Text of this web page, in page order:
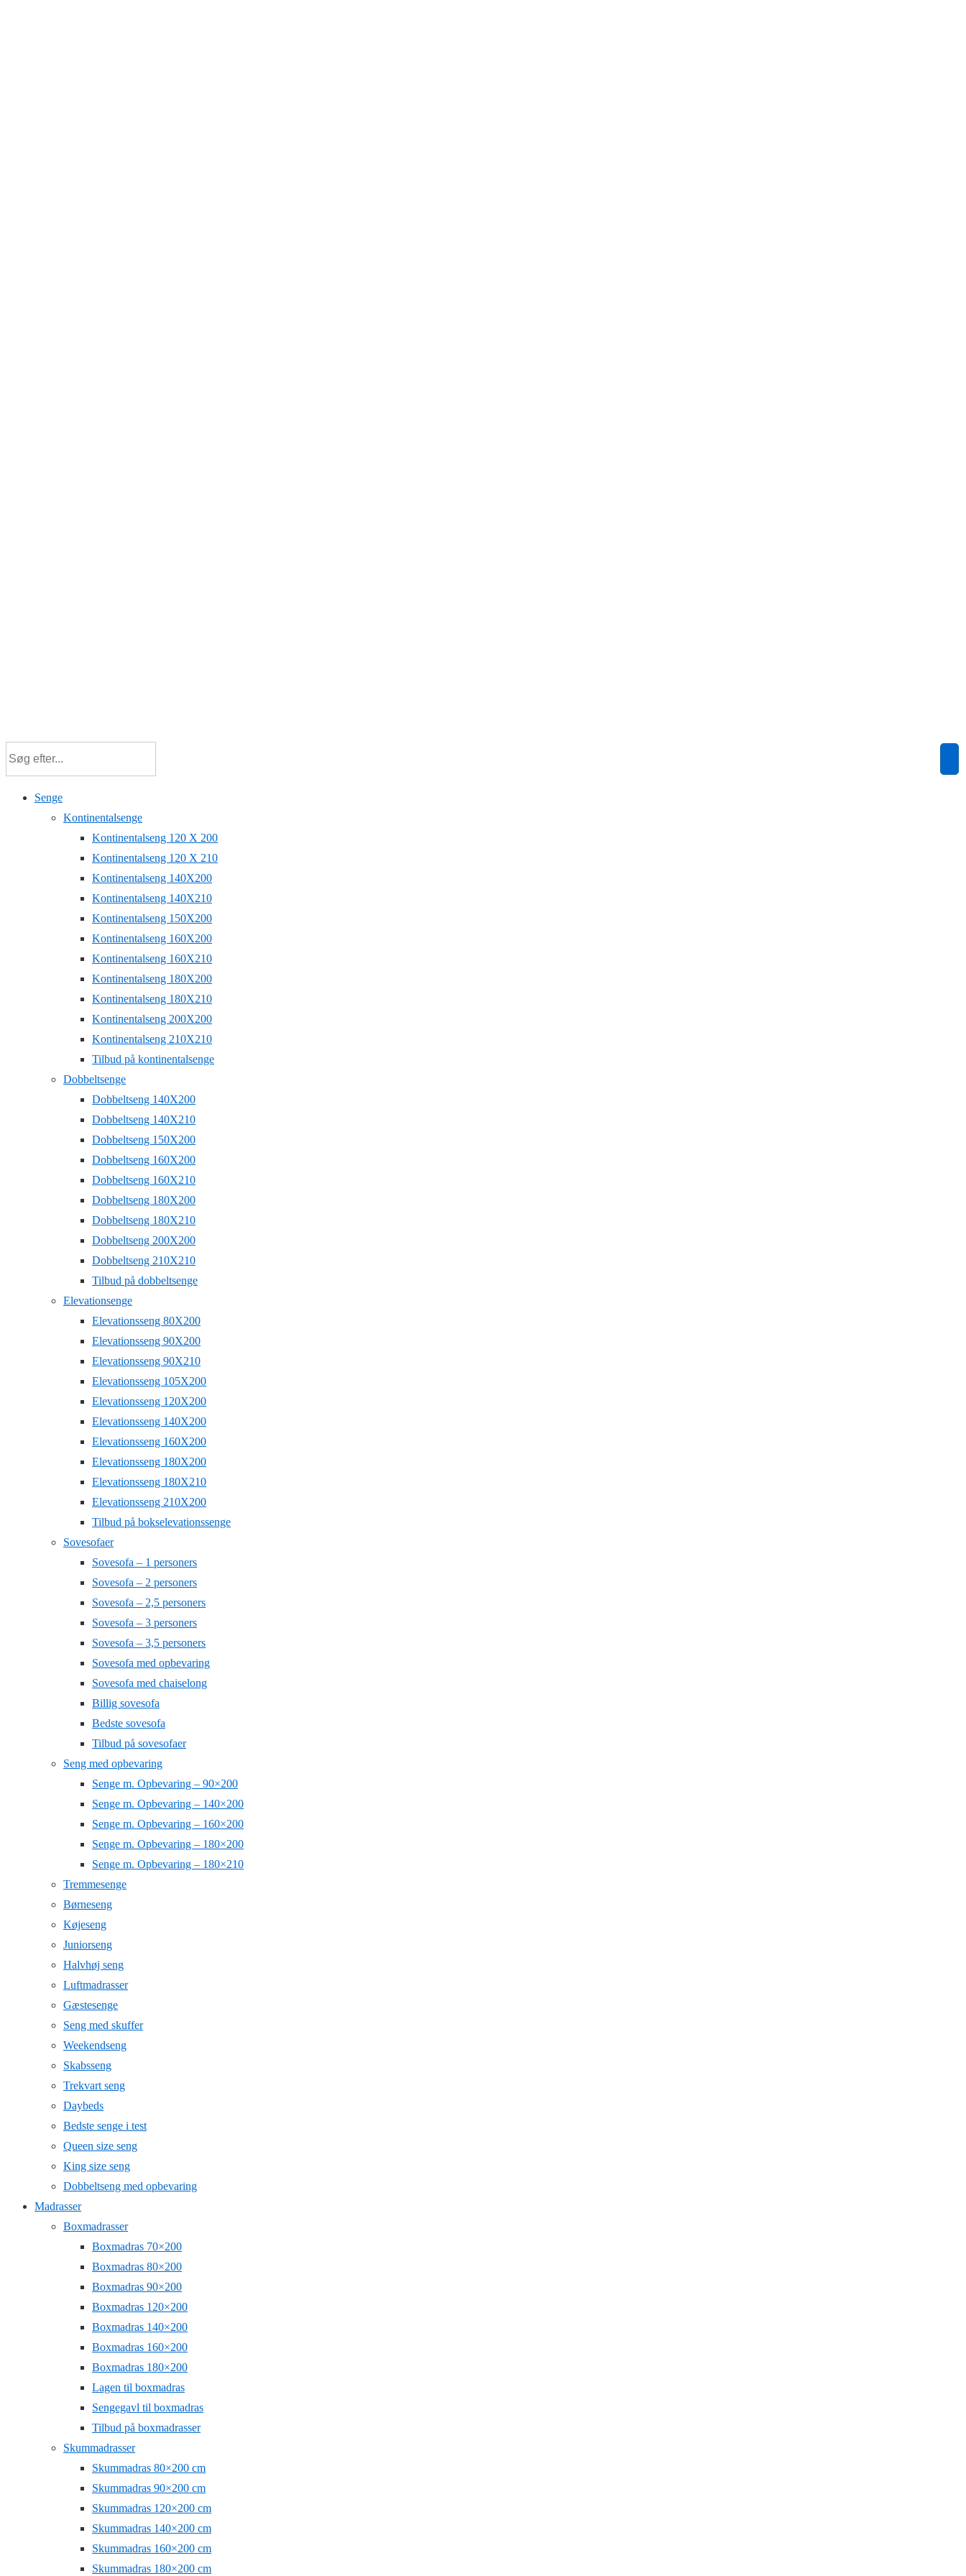
Senge
Kontinentalsenge
Kontinentalseng 120 X 200
Kontinentalseng 120 X 210
Kontinentalseng 140X200
Kontinentalseng 140X210
Kontinentalseng 150X200
Kontinentalseng 160X200
Kontinentalseng 160X210
Kontinentalseng 180X200
Kontinentalseng 180X210
Kontinentalseng 200X200
Kontinentalseng 210X210
Tilbud på kontinentalsenge
Dobbeltsenge
Dobbeltseng 140X200
Dobbeltseng 140X210
Dobbeltseng 150X200
Dobbeltseng 160X200
Dobbeltseng 160X210
Dobbeltseng 180X200
Dobbeltseng 180X210
Dobbeltseng 200X200
Dobbeltseng 210X210
Tilbud på dobbeltsenge
Elevationsenge
Elevationsseng 80X200
Elevationsseng 90X200
Elevationsseng 90X210
Elevationsseng 105X200
Elevationsseng 120X200
Elevationsseng 140X200
Elevationsseng 160X200
Elevationsseng 180X200
Elevationsseng 180X210
Elevationsseng 210X200
Tilbud på bokselevationssenge
Sovesofaer
Sovesofa – 1 personers
Sovesofa – 2 personers
Sovesofa – 2,5 personers
Sovesofa – 3 personers
Sovesofa – 3,5 personers
Sovesofa med opbevaring
Sovesofa med chaiselong
Billig sovesofa
Bedste sovesofa
Tilbud på sovesofaer
Seng med opbevaring
Senge m. Opbevaring – 90×200
Senge m. Opbevaring – 140×200
Senge m. Opbevaring – 160×200
Senge m. Opbevaring – 180×200
Senge m. Opbevaring – 180×210
Tremmesenge
Børneseng
Køjeseng
Juniorseng
Halvhøj seng
Luftmadrasser
Gæstesenge
Seng med skuffer
Weekendseng
Skabsseng
Trekvart seng
Daybeds
Bedste senge i test
Queen size seng
King size seng
Dobbeltseng med opbevaring
Madrasser
Boxmadrasser
Boxmadras 70×200
Boxmadras 80×200
Boxmadras 90×200
Boxmadras 120×200
Boxmadras 140×200
Boxmadras 160×200
Boxmadras 180×200
Lagen til boxmadras
Sengegavl til boxmadras
Tilbud på boxmadrasser
Skummadrasser
Skummadras 80×200 cm
Skummadras 90×200 cm
Skummadras 120×200 cm
Skummadras 140×200 cm
Skummadras 160×200 cm
Skummadras 180×200 cm